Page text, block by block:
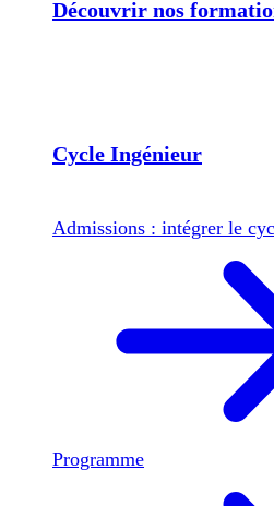
Découvrir nos
Cycle Ingénieur
Admissions : intégrer le
Programme